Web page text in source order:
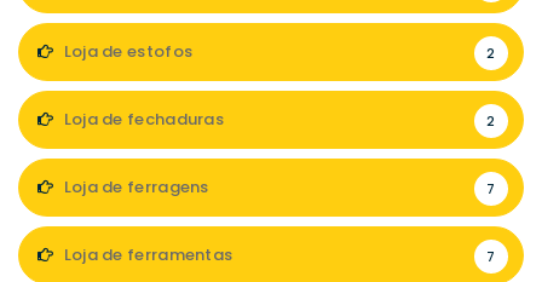
Loja de estofos 2
Loja de fechaduras 2
Loja de ferragens 7
Loja de ferramentas 7